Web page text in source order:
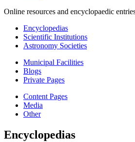
Online resources and encyclopaedic
Encyclopedias
Scientific Institutions
Astronomy Societies
Municipal Facilities
Blogs
Private Pages
Content Pages
Media
Other
Encyclopedias